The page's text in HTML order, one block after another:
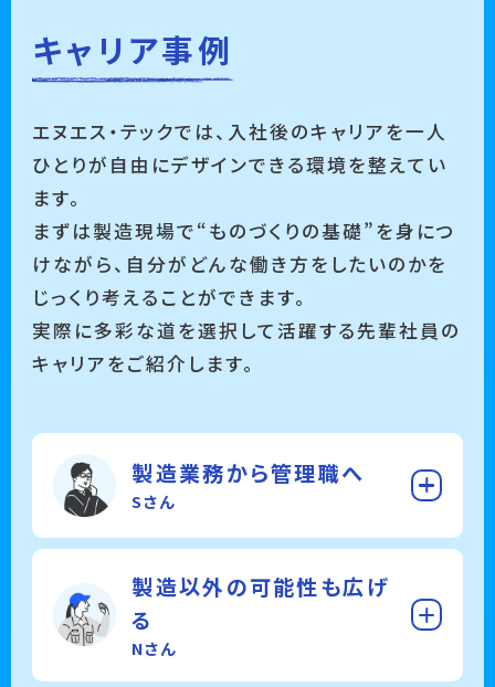
キャリア事例
エヌエス・テックでは、入社後のキャリアを一人
ひとりが自由にデザインできる環境を整えてい
ます。
まずは製造現場で“ものづくりの基礎”を身につ
けながら、自分がどんな働き方をしたいのかを
じっくり考えることができます。
実際に多彩な道を選択して活躍する先輩社員の
キャリアをご紹介します。
製造業務から管理職へ
Sさん
製造以外の可能性も広げ
る
Nさん